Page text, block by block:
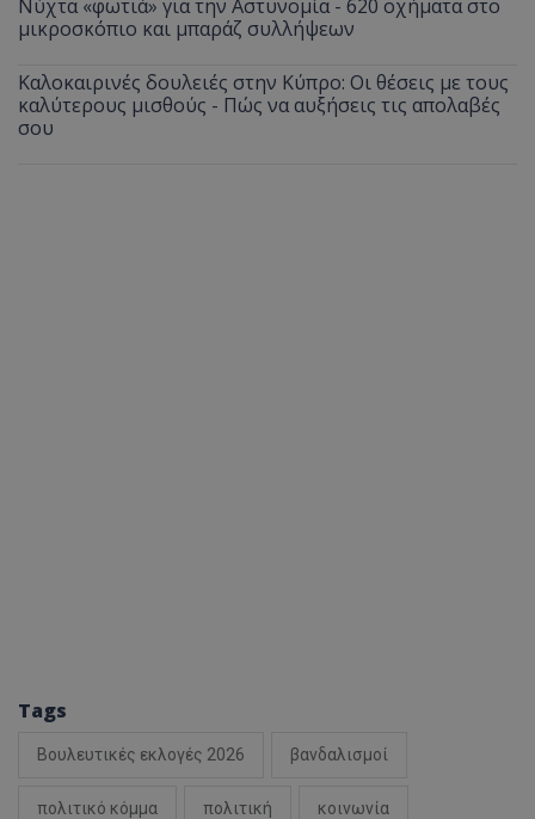
Νύχτα «φωτιά» για την Αστυνομία - 620 οχήματα στο
μικροσκόπιο και μπαράζ συλλήψεων
Καλοκαιρινές δουλειές στην Κύπρο: Οι θέσεις με τους
καλύτερους μισθούς - Πώς να αυξήσεις τις απολαβές
σου
Tags
Βουλευτικές εκλογές 2026 βανδαλισμοί
πολιτικό κόμμα πολιτική κοινωνία